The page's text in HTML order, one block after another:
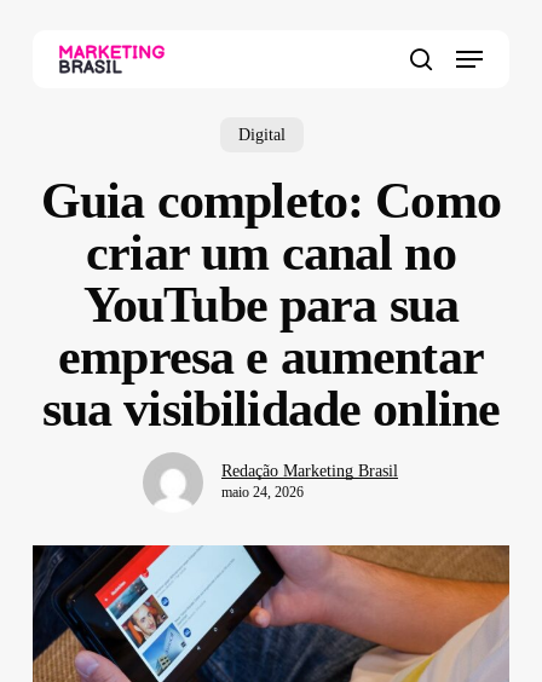
Menu
Digital
Guia completo: Como
criar um canal no
YouTube para sua
empresa e aumentar
sua visibilidade online
Redação Marketing Brasil
maio 24, 2026